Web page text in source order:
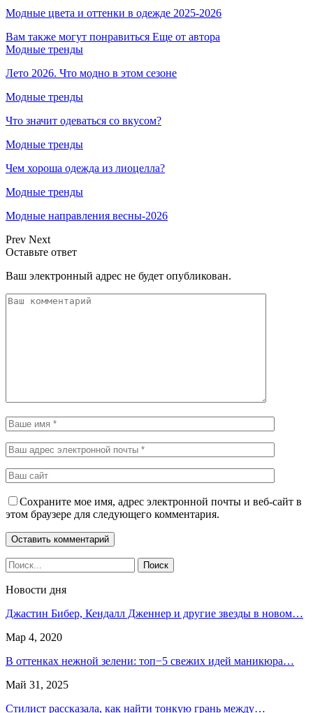
Модные цвета и оттенки в одежде 2025-2026
Вам также могут понравиться Еще от автора
Модные тренды
Лето 2026. Что модно в этом сезоне
Модные тренды
Что значит одеваться со вкусом?
Модные тренды
Чем хороша одежда из лиоцелла?
Модные тренды
Модные направления весны-2026
Prev Next
Оставьте ответ
Ваш электронный адрес не будет опубликован.
Сохраните мое имя, адрес электронной почты и веб-сайт в
этом браузере для следующего комментария.
Новости дня
Джастин Бибер, Кендалл Дженнер и другие звезды в новом…
Мар 4, 2020
В оттенках нежной зелени: топ−5 свежих идей маникюра…
Май 31, 2025
Стилист рассказала, как найти тонкую грань между…